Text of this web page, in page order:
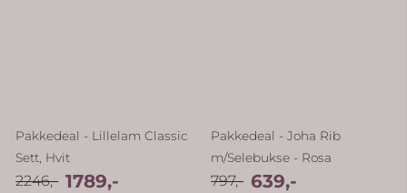
Pakkedeal - Lillelam Classic
Sett, Hvit
2246,- 1789,-
Pakkedeal - Joha Rib
m/Selebukse - Rosa
797,- 639,-